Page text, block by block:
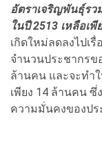
อัตราเจริญพันธุ์รว
ในปี 2513 เหลือเ
เกิดใหม่ลดลงไปเ
จำนวนประชากรข
ล้านคน และจะทำ
เพียง 14 ล้านคน ซึ่
ความมั่นคงของปร